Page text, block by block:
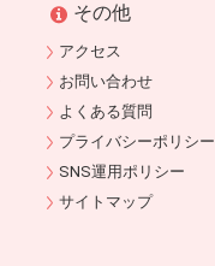
その他
アクセス
お問い合わせ
よくある質問
プライバシーポリシー
SNS運用ポリシー
サイトマップ